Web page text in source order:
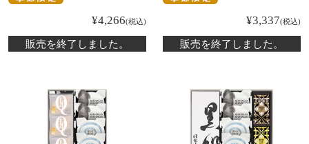
¥4,266 税込
販売を終了しました。
¥3,337 税込
販売を終了しました。